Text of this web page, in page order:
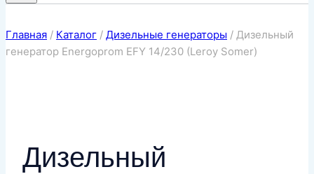
Главная / Каталог / Дизельные генераторы / Дизельный
генератор Energoprom EFY 14/230 (Leroy Somer)
Дизельный